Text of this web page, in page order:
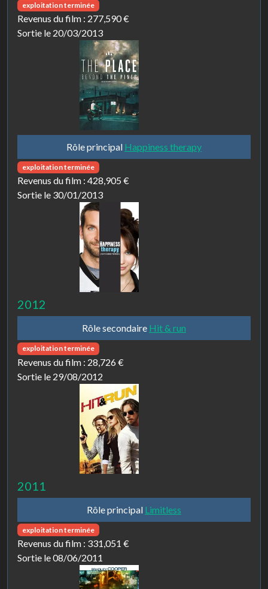
exploitation terminée
Revenus du film : 277,590 €
Sortie le 20/03/2013
Rôle principal Happiness therapy
exploitation terminée
Revenus du film : 428,905 €
Sortie le 30/01/2013
2012
Rôle secondaire Hit & run
exploitation terminée
Revenus du film : 28,726 €
Sortie le 29/08/2012
2011
Rôle principal Limitless
exploitation terminée
Revenus du film : 331,051 €
Sortie le 08/06/2011